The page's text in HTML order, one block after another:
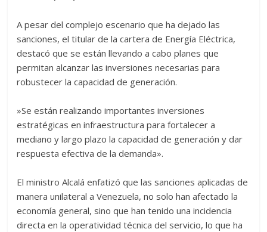
‎A pesar del complejo escenario que ha dejado las
sanciones, el titular de la cartera de Energía Eléctrica,
destacó que se están llevando a cabo planes que
permitan alcanzar las inversiones necesarias para
robustecer la capacidad de generación.
‎»Se están realizando importantes inversiones
estratégicas en infraestructura para fortalecer a
mediano y largo plazo la capacidad de generación y dar
respuesta efectiva de la demanda».
‎El ministro Alcalá enfatizó que las sanciones aplicadas de
manera unilateral a Venezuela, no solo han afectado la
economía general, sino que han tenido una incidencia
directa en la operatividad técnica del servicio, lo que ha